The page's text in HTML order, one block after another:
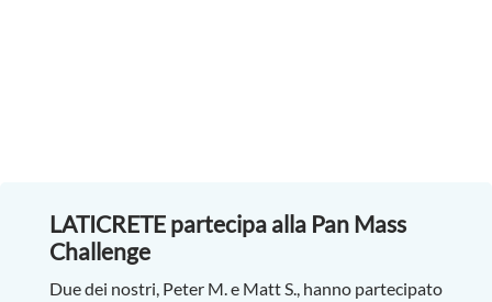
LATICRETE partecipa alla Pan Mass
Challenge
Due dei nostri, Peter M. e Matt S., hanno partecipato